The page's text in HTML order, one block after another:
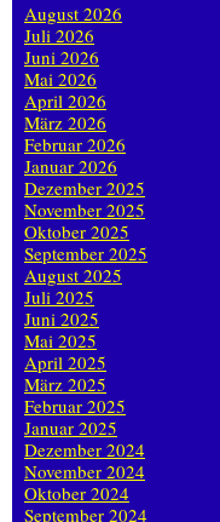
August 2026
Juli 2026
Juni 2026
Mai 2026
April 2026
März 2026
Februar 2026
Januar 2026
Dezember 2025
November 2025
Oktober 2025
September 2025
August 2025
Juli 2025
Juni 2025
Mai 2025
April 2025
März 2025
Februar 2025
Januar 2025
Dezember 2024
November 2024
Oktober 2024
September 2024